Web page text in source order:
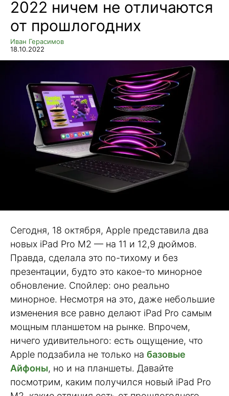
2022 ничем не отличаются
от прошлогодних
Иван Герасимов
18.10.2022
Сегодня, 18 октября, Apple представила два
новых iPad Pro M2 — на 11 и 12,9 дюймов.
Правда, сделала это по-тихому и без
презентации, будто это какое-то минорное
обновление. Спойлер: оно реально
минорное. Несмотря на это, даже небольшие
изменения все равно делают iPad Pro самым
мощным планшетом на рынке. Впрочем,
ничего удивительного: есть ощущение, что
Apple подзабила не только на базовые
Айфоны, но и на планшеты. Давайте
посмотрим, каким получился новый iPad Pro